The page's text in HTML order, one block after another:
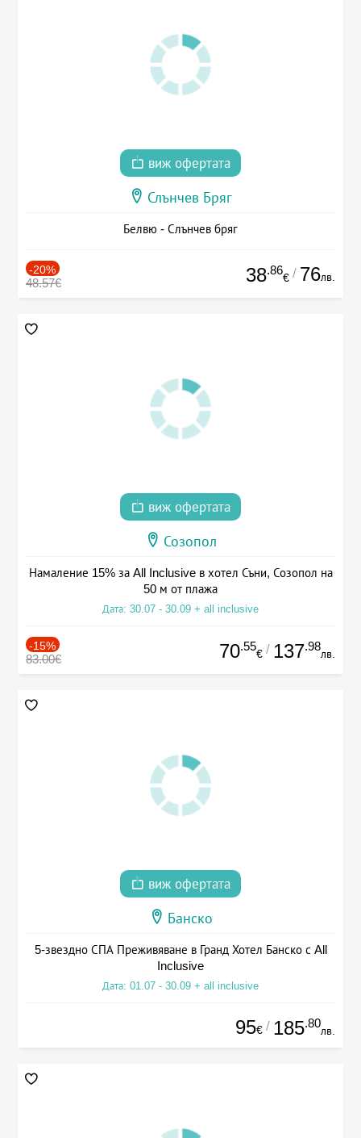
виж офертата
Слънчев Бряг
Белвю - Слънчев бряг
-20%
48.57€ 38.86
€ / 76лв.
виж офертата
Созопол
Намаление 15% за All Inclusive в хотел Съни, Созопол на
50 м от плажа
Дата: 30.07 - 30.09 + all inclusive
-15%
83.00€ 70.55
€ / 137.98
лв.
виж офертата
Банско
5-звездно СПА Преживяване в Гранд Хотел Банско с All
Inclusive
Дата: 01.07 - 30.09 + all inclusive
95€ / 185.80
лв.